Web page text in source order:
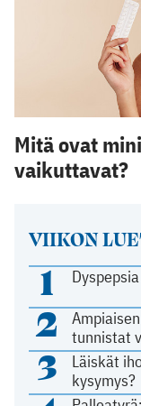
VIIKON
1
2
tunnistat
3
Läiskät
kysymys?
Mitä ovat
vaikuttavat?